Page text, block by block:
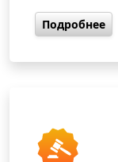
Подробнее